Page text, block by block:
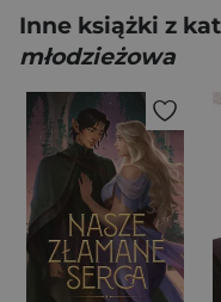
Inne książki z
młodzieżowa